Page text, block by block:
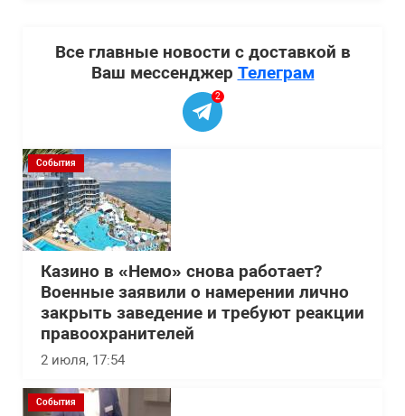
Все главные новости с доставкой в
Ваш мессенджер Телеграм
2
События
Казино в «Немо» снова работает?
Военные заявили о намерении лично
закрыть заведение и требуют реакции
правоохранителей
2 июля, 17:54
События